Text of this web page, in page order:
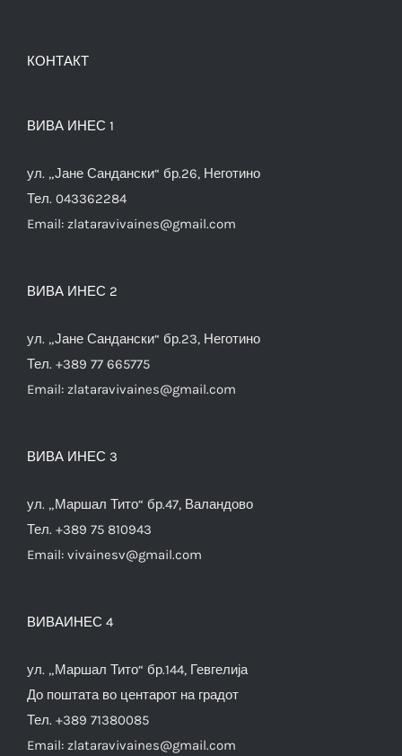
КОНТАКТ
ВИВА ИНЕС 1
ул. „Јане Сандански“ бр.26, Неготино
Тел. 043362284
Email: zlataravivaines@gmail.com
ВИВА ИНЕС 2
ул. „Јане Сандански“ бр.23, Неготино
Тел. +389 77 665775
Email: zlataravivaines@gmail.com
ВИВА ИНЕС 3
ул. „Маршал Тито“ бр.47, Валандово
Тел. +389 75 810943
Email: vivainesv@gmail.com
ВИВАИНЕС 4
ул. „Маршал Тито“ бр.144, Гевгелија
До поштата во центарот на градот
Тел. +389 71380085
Email: zlataravivaines@gmail.com